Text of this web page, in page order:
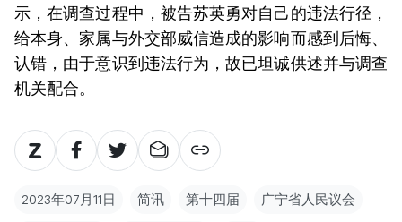
示，在调查过程中，被告苏英勇对自己的违法行径，
给本身、家属与外交部威信造成的影响而感到后悔、
认错，由于意识到违法行为，故已坦诚供述并与调查
机关配合。
2023年07月11日 简讯 第十四届 广宁省人民议会